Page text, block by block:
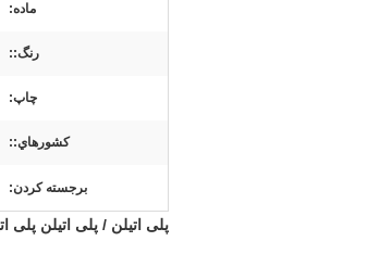
ماده:
رنگ::
چاپ:
کشورهاي::
برجسته کردن:
پلی اتیلن / پلی اتیلن پلی